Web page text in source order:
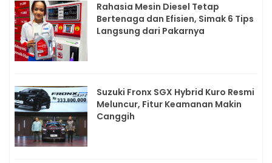
Rahasia Mesin Diesel Tetap
Bertenaga dan Efisien, Simak 6 Tips
Langsung dari Pakarnya
Suzuki Fronx SGX Hybrid Kuro Resmi
Meluncur, Fitur Keamanan Makin
Canggih